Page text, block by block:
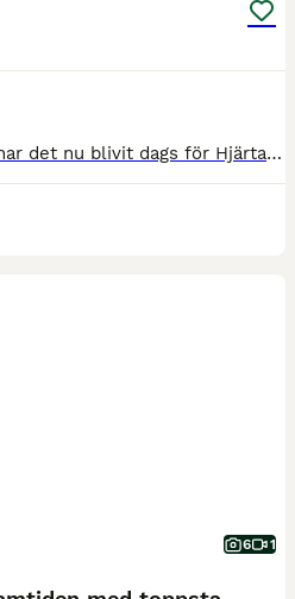
Efter fem år tillsammans har det nu blivit dags för Hjärtat att hitta sitt nya hem Hjärtat är en ponny med härlig energi som älskar att jobba. Hon har egen motor och mycket framåtbjudning speciellt i
6 1